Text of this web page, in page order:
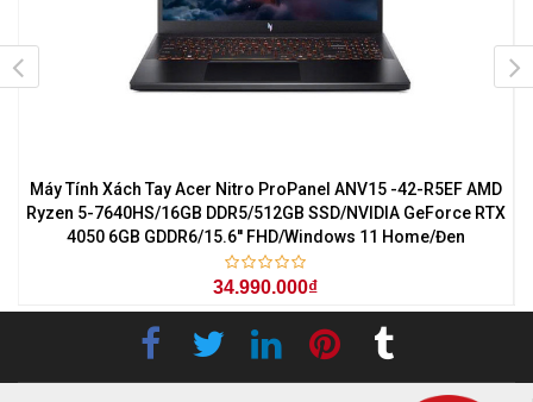
Máy Tính Xách Tay Acer Nitro ProPanel ANV15 -42-R5EF AMD
Ryzen 5-7640HS/16GB DDR5/512GB SSD/NVIDIA GeForce RTX
4050 6GB GDDR6/15.6'' FHD/Windows 11 Home/Đen
34.990.000₫